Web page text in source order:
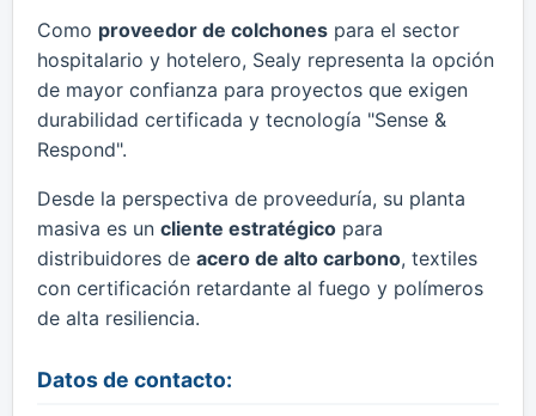
Como proveedor de colchones para el sector
hospitalario y hotelero, Sealy representa la opción
de mayor confianza para proyectos que exigen
durabilidad certificada y tecnología "Sense &
Respond".
Desde la perspectiva de proveeduría, su planta
masiva es un cliente estratégico para
distribuidores de acero de alto carbono, textiles
con certificación retardante al fuego y polímeros
de alta resiliencia.
Datos de contacto: